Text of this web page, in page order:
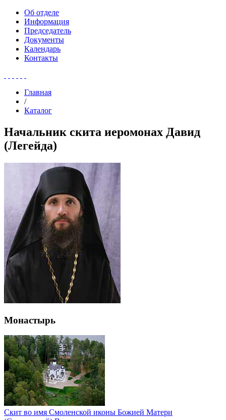
Об отделе
Информация
Председатель
Документы
Календарь
Контакты
Главная
/
Каталог
Начальник скита иеромонах Давид
(Легейда)
Монастырь
Скит во имя Смоленской иконы Божией Матери